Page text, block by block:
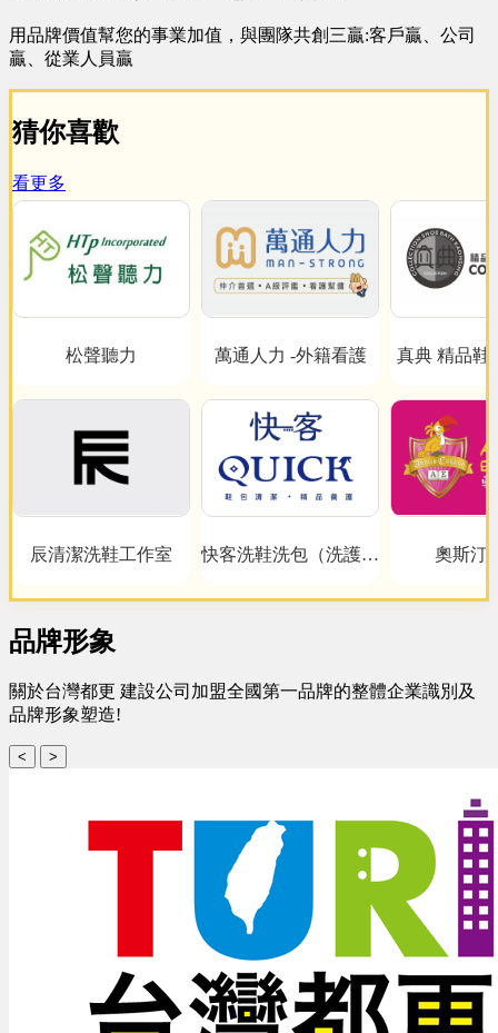
用品牌價值幫您的事業加值，與團隊共創三贏:客戶贏、公司
贏、從業人員贏
猜你喜歡
看更多
松聲聽力
辰清潔洗鞋工作室
萬通人力 -外籍看護
快客洗鞋洗包（洗護）
式新型態加盟創業
真典 精品鞋
奧斯汀
品牌形象
關於台灣都更 建設公司加盟全國第一品牌的整體企業識別及
品牌形象塑造!
< >